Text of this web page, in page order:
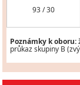
93 / 30
Poznámky k oboru:
průkaz skupiny B